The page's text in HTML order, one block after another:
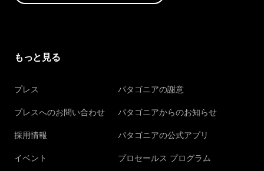
もっと見る
プレス
プレスへのお問い合わせ
採用情報
イベント
パタゴニアの謝意
パタゴニアからのお知らせ
パタゴニアの公式アプリ
プロセールス プログラム